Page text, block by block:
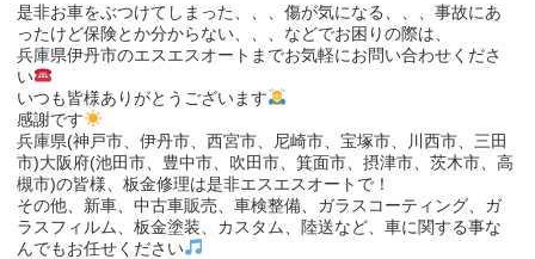
是非お車をぶつけてしまった、、、傷が気になる、、、事故にあ
ったけど保険とか分からない、、、などでお困りの際は、
兵庫県伊丹市のエスエスオートまでお気軽にお問い合わせくださ
い
いつも皆様ありがとうございます
感謝です
兵庫県(神戸市、伊丹市、西宮市、尼崎市、宝塚市、川西市、三田
市)大阪府(池田市、豊中市、吹田市、箕面市、摂津市、茨木市、高
槻市)の皆様、板金修理は是非エスエスオートで！
その他、新車、中古車販売、車検整備、ガラスコーティング、ガ
ラスフィルム、板金塗装、カスタム、陸送など、車に関する事な
んでもお任せください